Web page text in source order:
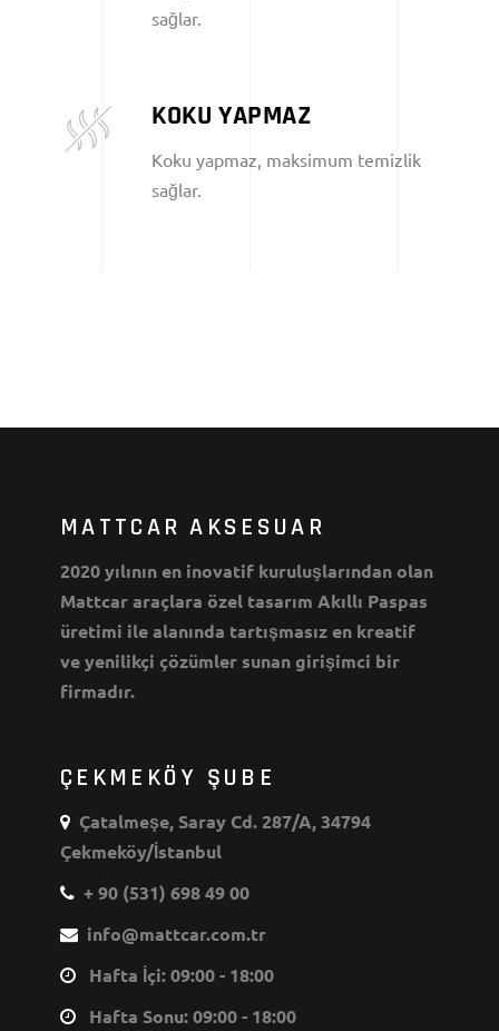
sağlar.
KOKU YAPMAZ
Koku yapmaz, maksimum temizlik
sağlar.
MATTCAR AKSESUAR
2020 yılının en inovatif kuruluşlarından olan
Mattcar araçlara özel tasarım Akıllı Paspas
üretimi ile alanında tartışmasız en kreatif
ve yenilikçi çözümler sunan girişimci bir
firmadır.
ÇEKMEKÖY ŞUBE
Çatalmeşe, Saray Cd. 287/A, 34794
Çekmeköy/İstanbul
+ 90 (531) 698 49 00
info@mattcar.com.tr
Hafta İçi: 09:00 - 18:00
Hafta Sonu: 09:00 - 18:00